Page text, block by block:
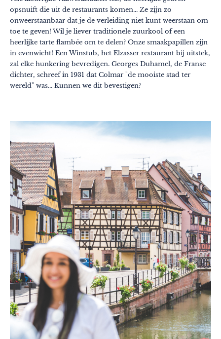
opsnuift die uit de restaurants komen... Ze zijn zo
onweerstaanbaar dat je de verleiding niet kunt weerstaan om
toe te geven! Wil je liever traditionele zuurkool of een
heerlijke tarte flambée om te delen? Onze smaakpapillen zijn
in evenwicht! Een Winstub, het Elzasser restaurant bij uitstek,
zal elke hunkering bevredigen. Georges Duhamel, de Franse
dichter, schreef in 1931 dat Colmar "de mooiste stad ter
wereld" was... Kunnen we dit bevestigen?